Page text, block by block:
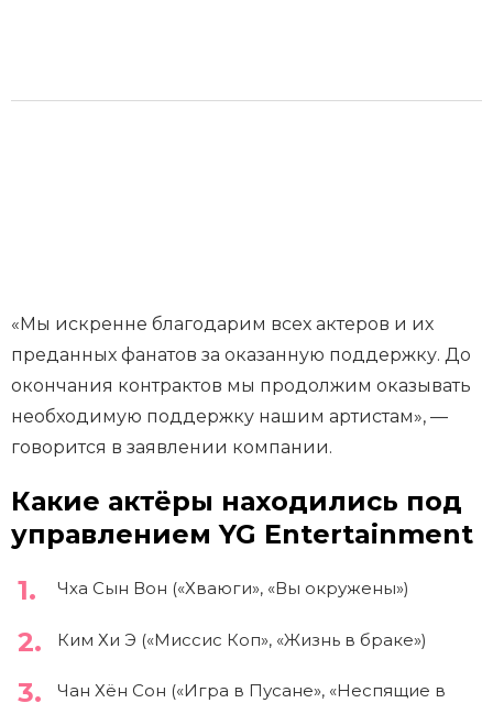
«Мы искренне благодарим всех актеров и их
преданных фанатов за оказанную поддержку. До
окончания контрактов мы продолжим оказывать
необходимую поддержку нашим артистам», —
говорится в заявлении компании.
Какие актёры находились под
управлением YG Entertainment
Чха Сын Вон («Хваюги», «Вы окружены»)
Ким Хи Э («Миссис Коп», «Жизнь в браке»)
Чан Хён Сон («Игра в Пусане», «Неспящие в